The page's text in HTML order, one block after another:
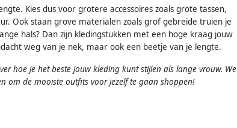
Kies dus voor grotere accessoires zoals grote tassen,
Ook staan grove materialen zoals grof gebreide truien je
hals? Dan zijn kledingstukken met een hoge kraag jouw
weg van je nek, maar ook een beetje van je lengte.
hoe je het beste jouw kleding kunt stijlen als lange vrouw. We
om de mooiste outfits voor jezelf te gaan shoppen!